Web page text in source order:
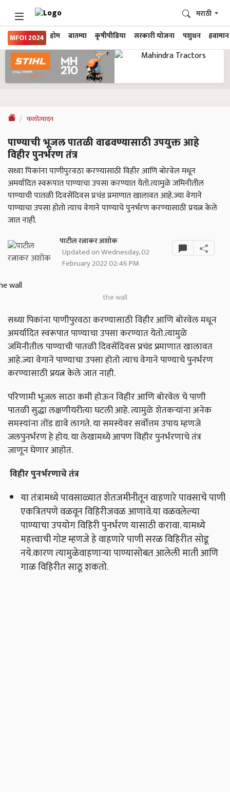
MFOI 2024 होम बातम्या कृषीपीडिया सरकारी योजना पशुधन हवामान
मराठी
फलोत्पादन
पाण्याची भूजल पातळी वाढवण्यासाठी उपयुक्त आहे
विहीर पुनर्भरण तंत्र
सध्या पिकांना पाणीपुरवठा करण्यासाठी विहीर आणि बोरवेल मधून
अमर्यादित स्वरूपात पाण्याचा उपसा करण्यात येतो.त्यामुळे जमिनीतील
पाण्याची पातळी दिवसेंदिवस प्रचंड प्रमाणात खालावत आहे.ज्या वेगाने
पाण्याचा उपसा होतो त्याच वेगाने पाण्याचे पुनर्भरण करण्यासाठी प्रयत्न केले
जात नाही.
पाटील रत्नाकर अशोक
Updated on Wednesday, 02
February 2022 02:46 PM
the wall
सध्या पिकांना पाणीपुरवठा करण्यासाठी विहीर आणि बोरवेल मधून
अमर्यादित स्वरूपात पाण्याचा उपसा करण्यात येतो.त्यामुळे
जमिनीतील पाण्याची पातळी दिवसेंदिवस प्रचंड प्रमाणात खालावत
आहे.ज्या वेगाने पाण्याचा उपसा होतो त्याच वेगाने पाण्याचे पुनर्भरण
करण्यासाठी प्रयत्न केले जात नाही.
परिणामी भूजल साठा कमी होऊन विहीर आणि बोरवेल चे पाणी
पातळी सुद्धा लक्षणीयरीत्या घटली आहे. त्यामुळे शेतकऱ्यांना अनेक
समस्यांना तोंड द्यावे लागते. या समस्येवर सर्वोत्तम उपाय म्हणजे
जलपुनर्भरण हे होय. या लेखामध्ये आपण विहीर पुनर्भरणाचे तंत्र
जाणून घेणार आहोत.
विहीर पुनर्भरणाचे तंत्र
या तंत्रामध्ये पावसाळ्यात शेतजमीनीतून वाहणारे पावसाचे पाणी
एकत्रितपणे वळवून विहिरीजवळ आणावे.या वळवलेल्या
पाण्याचा उपयोग विहिरी पुनर्भरण यासाठी करावा. यामध्ये
महत्त्वाची गोष्ट म्हणजे हे वाहणारे पाणी सरळ विहिरीत सोडू
नये.कारण त्यामुळेवाहणाऱ्या पाण्यासोबत आलेली माती आणि
गाळ विहिरीत साठू शकतो.